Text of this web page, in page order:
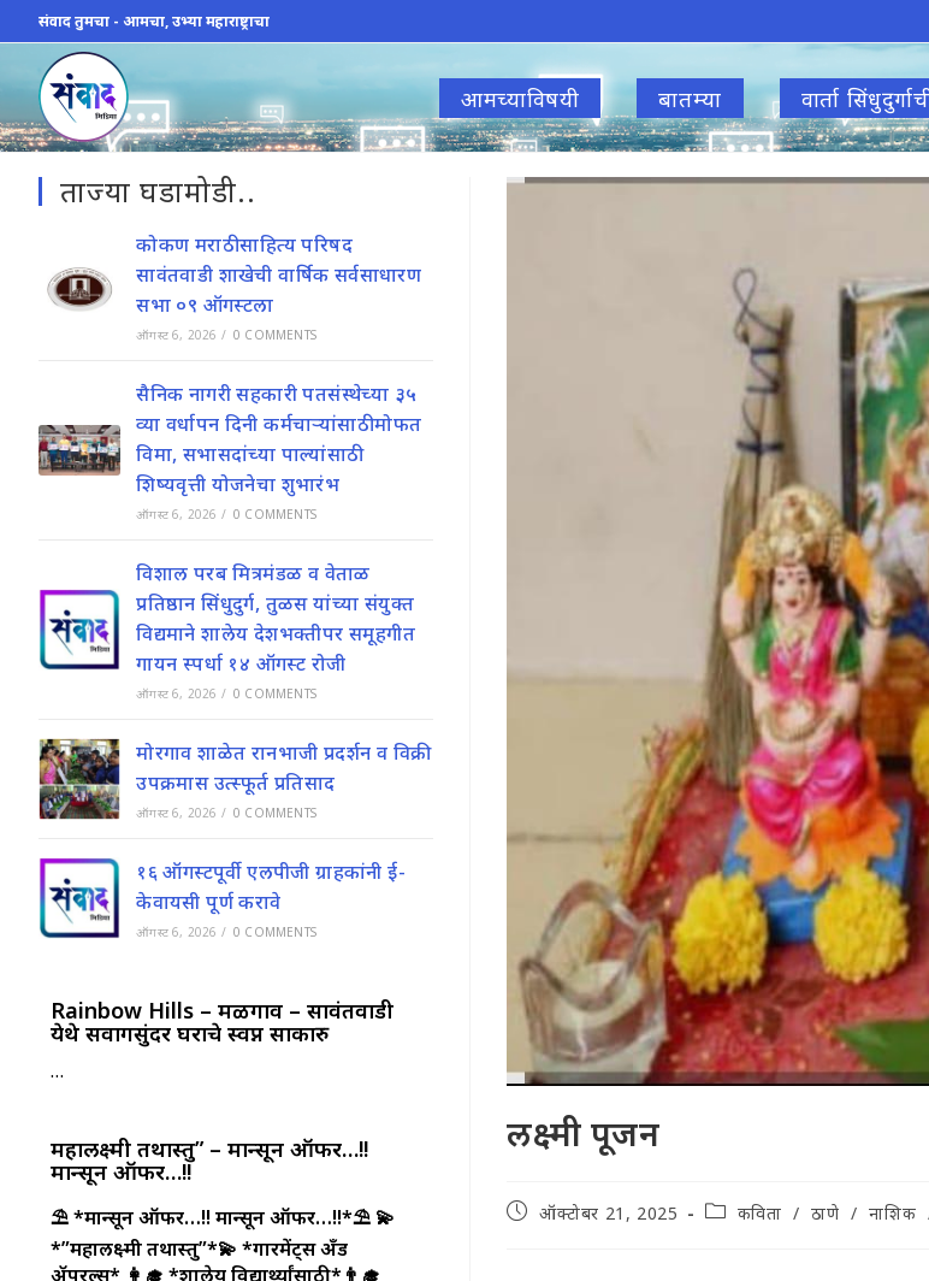
to
content
संवाद तुमचा - आमचा, उभ्या महाराष्ट्राचा
आमच्याविषयी बातम्या वार्ता
लक्ष्मी पूजन
Postऑक्टोबर 21, 2025
Postकविता / ठाणे / नाशिक
ताज्या घडामोडी..
कोकण मराठी साहित्य परिषद
सावंतवाडी शाखेची वार्षिक सर्वसाधारण
सभा ०९ ऑगस्टला
ऑगस्ट 6, 2026 / 0 COMMENTS
सैनिक नागरी सहकारी पतसंस्थेच्या ३५
व्या वर्धापन दिनी कर्मचाऱ्यांसाठी मोफत
विमा, सभासदांच्या पाल्यांसाठी
शिष्यवृत्ती योजनेचा शुभारंभ
ऑगस्ट 6, 2026 / 0 COMMENTS
विशाल परब मित्रमंडळ व वेताळ
प्रतिष्ठान सिंधुदुर्ग, तुळस यांच्या संयुक्त
विद्यमाने शालेय देशभक्तीपर समूहगीत
गायन स्पर्धा १४ ऑगस्ट रोजी
ऑगस्ट 6, 2026 / 0 COMMENTS
मोरगाव शाळेत रानभाजी प्रदर्शन व विक्री
उपक्रमास उत्स्फूर्त प्रतिसाद
ऑगस्ट 6, 2026 / 0 COMMENTS
१६ ऑगस्टपूर्वी एलपीजी ग्राहकांनी ई-
केवायसी पूर्ण करावे
ऑगस्ट 6, 2026 / 0 COMMENTS
Rainbow Hills – मळगाव – सावंतवाडी
येथे सर्वांगसुंदर घराचे स्वप्न साकारु
…
महालक्ष्मी तथास्तु” – मान्सून ऑफर…!!
मान्सून ऑफर…!!
⛱️ *मान्सून ऑफर…!! मान्सून ऑफर…!!*⛱️ 💫
*”महालक्ष्मी तथास्तु”*💫 *गारमेंट्स अँड
ॲपरल्स* 👩‍🎓 *शालेय विद्यार्थ्यांसाठी*👨‍🎓